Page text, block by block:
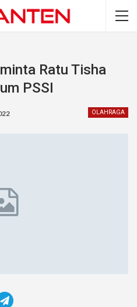
Ratu Tisha
PSSI
OLAHRAGA